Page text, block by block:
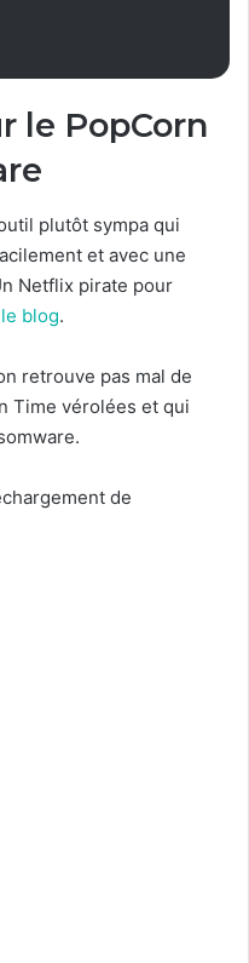
le PopCorn
plutôt sympa qui
et avec une
Netflix pirate pour
blog.
retrouve pas mal de
Time vérolées et qui
de